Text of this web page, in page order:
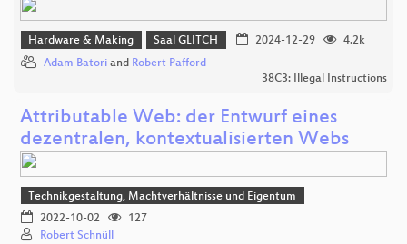
Hardware & Making Saal GLITCH 2024-12-29
4.2k
Adam Batori and Robert Pafford
38C3: Illegal Instructions
Attributable Web: der Entwurf eines
dezentralen, kontextualisierten Webs
Technikgestaltung, Machtverhältnisse und Eigentum
2022-10-02
127
Robert Schnüll